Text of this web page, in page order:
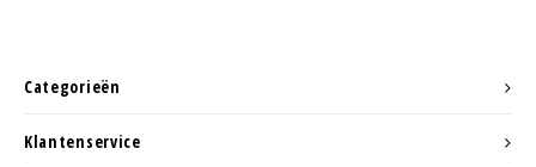
Categorieën
Klantenservice